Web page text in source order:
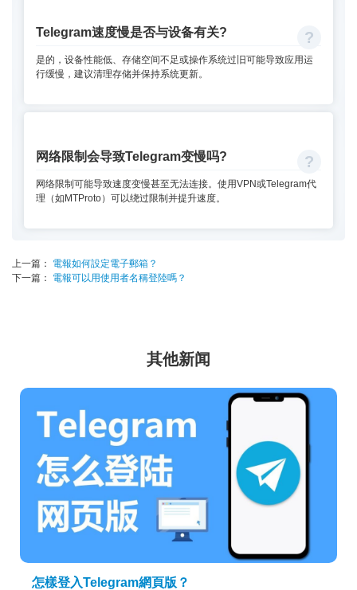
Telegram速度慢是否与设备有关?
是的，设备性能低、存储空间不足或操作系统过旧可能导致应用运
行缓慢，建议清理存储并保持系统更新。
网络限制会导致Telegram变慢吗?
网络限制可能导致速度变慢甚至无法连接。使用VPN或Telegram代
理（如MTProto）可以绕过限制并提升速度。
上一篇：
電報如何設定電子郵箱？
下一篇：
電報可以用使用者名稱登陸嗎？
其他新闻
怎樣登入Telegram網頁版？